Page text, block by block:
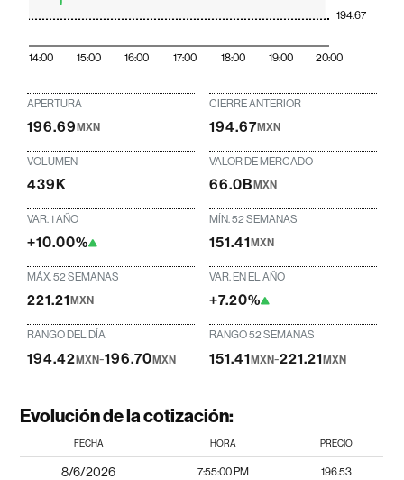
14:00 15:00 16:00 17:00 18:00 19:00 20:00
194.67
APERTURA
196.69MXN
CIERRE ANTERIOR
194.67MXN
VOLUMEN
439K
VALOR DE MERCADO
66.0BMXN
VAR. 1 AÑO
+10.00%
MÍN. 52 SEMANAS
151.41MXN
MÁX. 52 SEMANAS
221.21MXN
VAR. EN EL AÑO
+7.20%
RANGO DEL DÍA
194.42MXN-196.70MXN
RANGO 52 SEMANAS
151.41 MXN-221.21 MXN
Evolución de la cotización:
FECHA HORA PRECIO
8/6/2026 7:55:00 PM 196.53